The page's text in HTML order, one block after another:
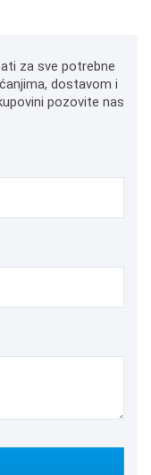
za sve potrebne
dostavom i
pozovite nas